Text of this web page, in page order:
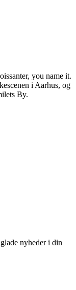
you name it.
i Aarhus, og
By.
nyheder i din